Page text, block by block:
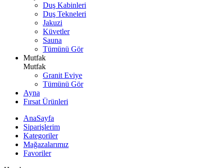
Duş Kabinleri
Duş Tekneleri
Jakuzi
Küvetler
Sauna
Tümünü Gör
Mutfak
Mutfak
Granit Eviye
Tümünü Gör
Ayna
Fırsat Ürünleri
AnaSayfa
Siparişlerim
Kategoriler
Mağazalarımız
Favoriler